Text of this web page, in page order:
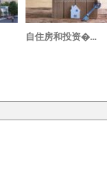
自住房和投资�...